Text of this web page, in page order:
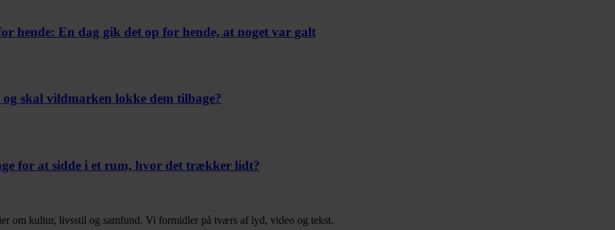
hende: En dag gik det op for hende, at noget var galt
skal vildmarken lokke dem tilbage?
for at sidde i et rum, hvor det trækker lidt?
om kultur, livsstil og samfund. Vi formidler på tværs af lyd, video og tekst.